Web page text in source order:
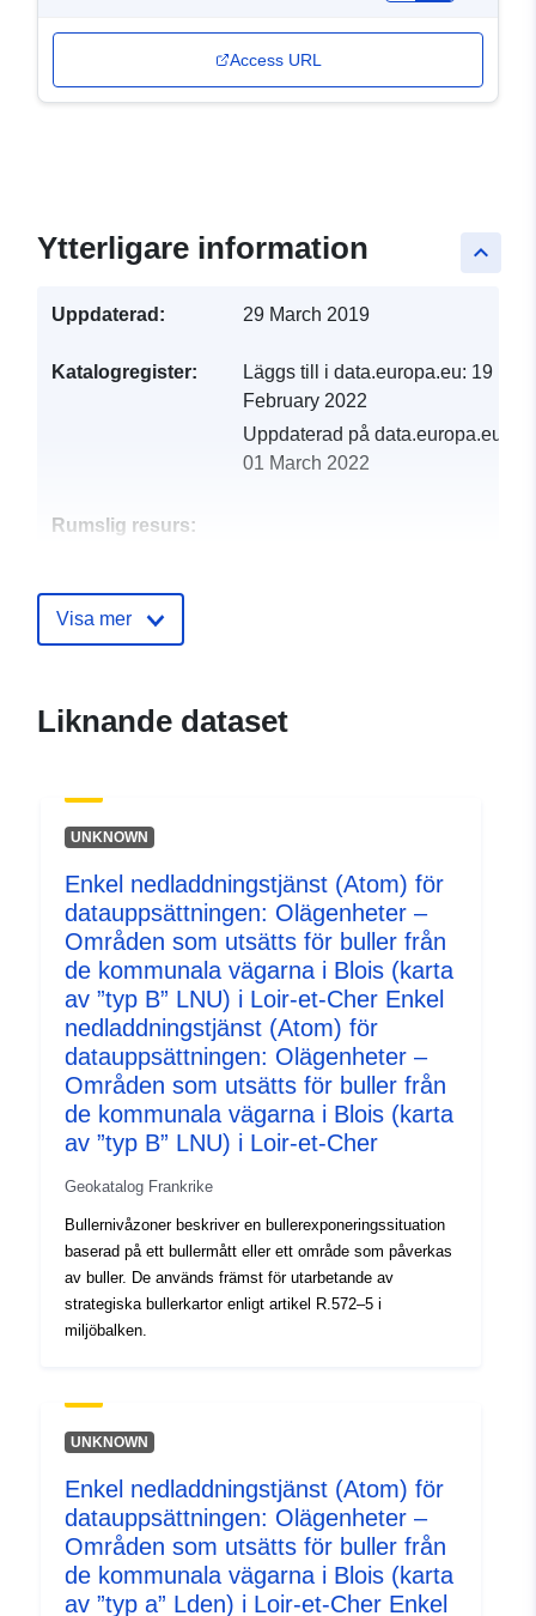
Access URL
keyboard_arrow_up
Ytterligare information
Uppdaterad: 29 March 2019
Katalogregister: Läggs till i data.europa.eu: 19
February 2022
Uppdaterad på data.europa.eu:
01 March 2022
Rumslig resurs:
26a5aac8771a
Typ:
Resurs:
http://inspire.ec.europa.eu/
codelist/SpatialDataServiceType/
Visa mer
Liknande dataset
UNKNOWN
Enkel nedladdningstjänst (Atom) för
datauppsättningen: Olägenheter –
Områden som utsätts för buller från
de kommunala vägarna i Blois (karta
av ”typ B” LNU) i Loir-et-Cher Enkel
nedladdningstjänst (Atom) för
datauppsättningen: Olägenheter –
Områden som utsätts för buller från
de kommunala vägarna i Blois (karta
av ”typ B” LNU) i Loir-et-Cher
Geokatalog Frankrike
Bullernivåzoner beskriver en bullerexponeringssituation
baserad på ett bullermått eller ett område som påverkas
av buller. De används främst för utarbetande av
strategiska bullerkartor enligt artikel R.572–5 i
miljöbalken.
UNKNOWN
Enkel nedladdningstjänst (Atom) för
datauppsättningen: Olägenheter –
Områden som utsätts för buller från
de kommunala vägarna i Blois (karta
av ”typ a” Lden) i Loir-et-Cher Enkel